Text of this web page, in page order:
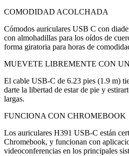
COMODIDAD ACOLCHADA
Cómodos auriculares USB C con
con almohadillas para los oídos de
forma giratoria para horas de
MUEVETE LIBREMENTE CON
El cable USB-C de 6.23 pies (1.9 m)
darte la libertad de estar de pie y
largas.
FUNCIONA CON CHROMEBOOK
Los auriculares H391 USB-C están
Chromebook, y funcionan con
videoconferencias en los principales